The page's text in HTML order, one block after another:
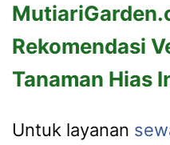
Rekomendasi
Tanaman Hias
Untuk layanan